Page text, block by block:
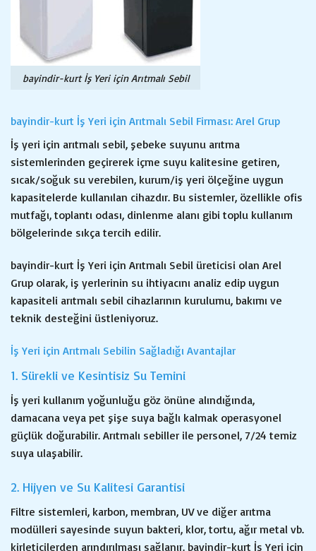
bayindir-kurt İş Yeri için Arıtmalı Sebil
bayindir-kurt İş Yeri için Arıtmalı Sebil Firması: Arel Grup
İş yeri için arıtmalı sebil, şebeke suyunu arıtma
sistemlerinden geçirerek içme suyu kalitesine getiren,
sıcak/soğuk su verebilen, kurum/iş yeri ölçeğine uygun
kapasitelerde kullanılan cihazdır. Bu sistemler, özellikle ofis
mutfağı, toplantı odası, dinlenme alanı gibi toplu kullanım
bölgelerinde sıkça tercih edilir.
bayindir-kurt İş Yeri için Arıtmalı Sebil üreticisi olan Arel
Grup olarak, iş yerlerinin su ihtiyacını analiz edip uygun
kapasiteli arıtmalı sebil cihazlarının kurulumu, bakımı ve
teknik desteğini üstleniyoruz.
İş Yeri için Arıtmalı Sebilin Sağladığı Avantajlar
1. Sürekli ve Kesintisiz Su Temini
İş yeri kullanım yoğunluğu göz önüne alındığında,
damacana veya pet şişe suya bağlı kalmak operasyonel
güçlük doğurabilir. Arıtmalı sebiller ile personel, 7/24 temiz
suya ulaşabilir.
2. Hijyen ve Su Kalitesi Garantisi
Filtre sistemleri, karbon, membran, UV ve diğer arıtma
modülleri sayesinde suyun bakteri, klor, tortu, ağır metal vb.
kirleticilerden arındırılması sağlanır. bayindir-kurt İş Yeri için